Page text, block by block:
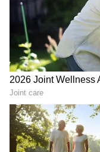
4
6